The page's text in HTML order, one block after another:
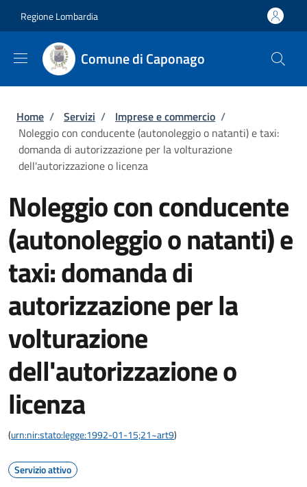
Regione Lombardia
Comune di Caponago
Briciole di pane
Home / Servizi / Imprese e commercio /
Noleggio con conducente (autonoleggio o natanti) e taxi:
domanda di autorizzazione per la volturazione
dell'autorizzazione o licenza
Noleggio con conducente
(autonoleggio o natanti) e
taxi: domanda di
autorizzazione per la
volturazione
dell'autorizzazione o
licenza
(urn:nir:stato:legge:1992-01-15;21~art9)
Servizio attivo